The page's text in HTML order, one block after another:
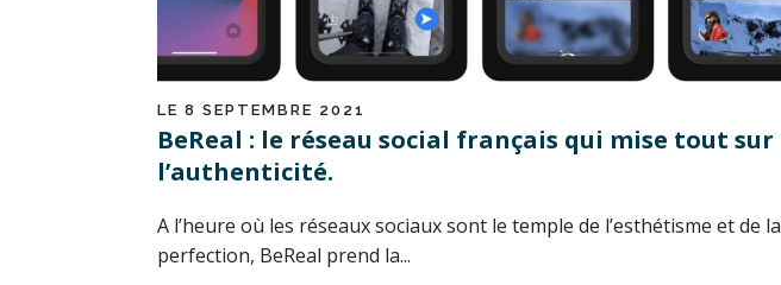
LE 8 SEPTEMBRE 2021
BeReal : le réseau social français qui mise tout sur
l’authenticité.
A l’heure où les réseaux sociaux sont le temple de l’esthétisme et de la
perfection, BeReal prend la...